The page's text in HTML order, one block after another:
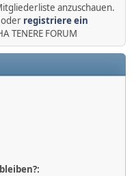
anzuschauen.
registriere ein
TENERE FORUM